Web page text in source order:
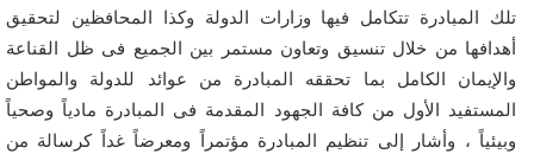
تلك المبادرة تتكامل فيها وزارات الدولة وكذا المحافظين لتحقيق
أهدافها من خلال تنسيق وتعاون مستمر بين الجميع فى ظل القناعة
والإيمان الكامل بما تحققه المبادرة من عوائد للدولة والمواطن
المستفيد الأول من كافة الجهود المقدمة فى المبادرة مادياً وصحياً
وبيئياً ، وأشار إلى تنظيم المبادرة مؤتمراً ومعرضاً غداً كرسالة من